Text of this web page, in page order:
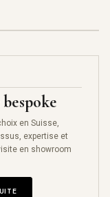
en Suisse,
expertise et
en showroom